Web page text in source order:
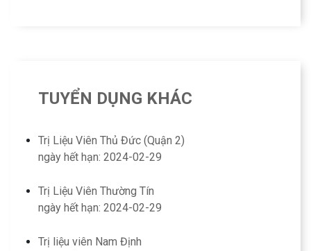
TUYỂN DỤNG KHÁC
Trị Liệu Viên Thủ Đức (Quận 2)
ngày hết hạn: 2024-02-29
Trị Liệu Viên Thường Tín
ngày hết hạn: 2024-02-29
Trị liệu viên Nam Định